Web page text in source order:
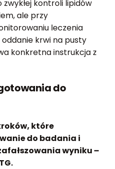
kontroli lipidów
ale przy
leczenia
krwi na pusty
konkretna instrukcja z
do
które
do badania i
wyniku –